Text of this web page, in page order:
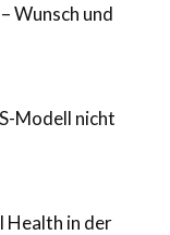
Wunsch und
Modell nicht
Health in der